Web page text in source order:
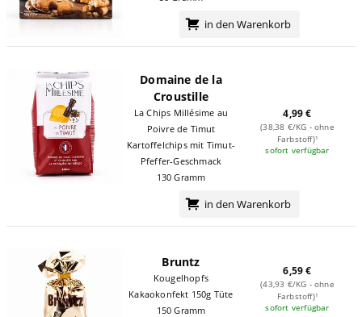
in den Warenkorb
Domaine de la
Croustille
La Chips Millésime au
Poivre de Timut
Kartoffelchips mit Timut-
Pfeffer-Geschmack
130 Gramm
4,99 €
(38,38 €/KG - ohne
Farbstoff)¹
sofort verfügbar
in den Warenkorb
Bruntz
Kougelhopfs
Kakaokonfekt 150g Tüte
150 Gramm
6,59 €
(43,93 €/KG - ohne
Farbstoff)¹
sofort verfügbar